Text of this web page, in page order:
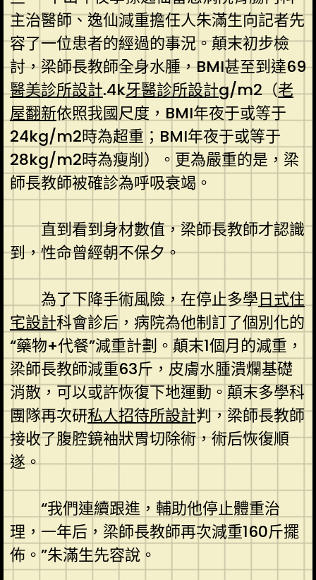
主治醫師、逸仙減重擔任人朱滿生向記者先
容了一位患者的經過的事況。顛末初步檢
討，梁師長教師全身水腫，BMI甚至到達69
醫美診所設計.4k牙醫診所設計g/m2（老
屋翻新依照我國尺度，BMI年夜于或等于
24kg/m2時為超重；BMI年夜于或等于
28kg/m2時為瘦削）。更為嚴重的是，梁
師長教師被確診為呼吸衰竭。
直到看到身材數值，梁師長教師才認識
到，性命曾經朝不保夕。
為了下降手術風險，在停止多學日式住
宅設計科會診后，病院為他制訂了個別化的
“藥物+代餐”減重計劃。顛末1個月的減重，
梁師長教師減重63斤，皮膚水腫潰爛基礎
消散，可以或許恢復下地運動。顛末多學科
團隊再次研私人招待所設計判，梁師長教師
接收了腹腔鏡袖狀胃切除術，術后恢復順
遂。
“我們連續跟進，輔助他停止體重治
理，一年后，梁師長教師再次減重160斤擺
佈。”朱滿生先容說。